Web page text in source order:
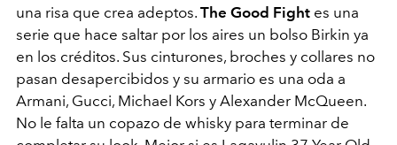
una risa que crea adeptos. The Good Fight es una
serie que hace saltar por los aires un bolso Birkin ya
en los créditos. Sus cinturones, broches y collares no
pasan desapercibidos y su armario es una oda a
Armani, Gucci, Michael Kors y Alexander McQueen.
No le falta un copazo de whisky para terminar de